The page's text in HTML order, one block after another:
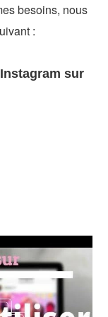
besoins, nous
:
sur